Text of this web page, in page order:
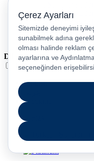
PS4 / Playstation
Nintendo Switch
Xbox Series S
Xbox Series X
Dil
Türkçe
English
русский